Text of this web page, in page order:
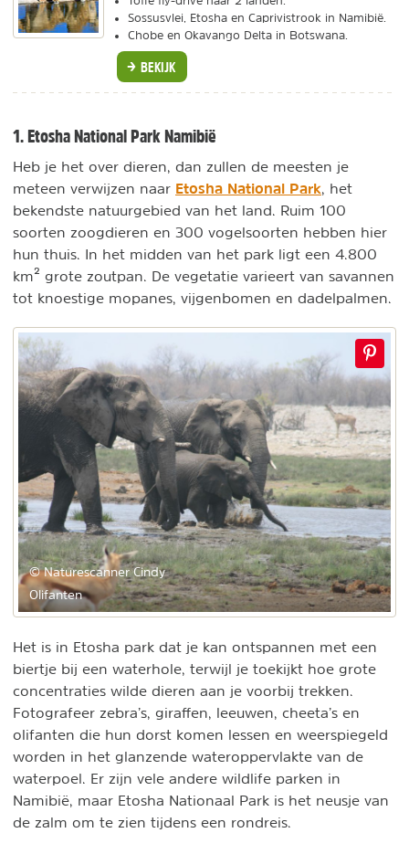
Sossusvlei, Etosha en Caprivistrook in Namibië.
Chobe en Okavango Delta in Botswana.
BEKIJK
1. Etosha National Park Namibië
Heb je het over dieren, dan zullen de meesten je
meteen verwijzen naar Etosha National Park , het
bekendste natuurgebied van het land. Ruim 100
soorten zoogdieren en 300 vogelsoorten hebben hier
hun thuis. In het midden van het park ligt een 4.800
km² grote zoutpan. De vegetatie varieert van savannen
tot knoestige mopanes, vijgenbomen en dadelpalmen.
© Naturescanner Cindy
Olifanten
Het is in Etosha park dat je kan ontspannen met een
biertje bij een waterhole, terwijl je toekijkt hoe grote
concentraties wilde dieren aan je voorbij trekken.
Fotografeer zebra’s, giraffen, leeuwen, cheeta’s en
olifanten die hun dorst komen lessen en weerspiegeld
worden in het glanzende wateroppervlakte van de
waterpoel. Er zijn vele andere wildlife parken in
Namibië, maar Etosha Nationaal Park is het neusje van
de zalm om te zien tijdens een rondreis.